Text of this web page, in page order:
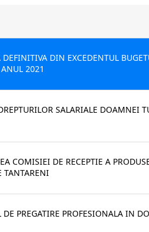
DIN EXCEDENTUL
2021
SALARIALE DOAMNEI
COMISIEI DE RECEPTIE A
TANTARENI
PREGATIRE PROFESIONALA IN